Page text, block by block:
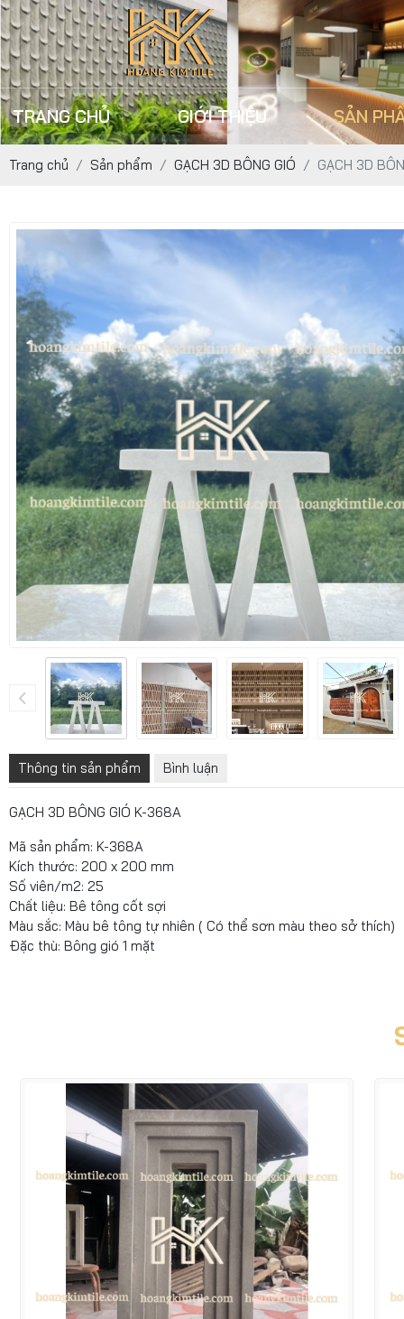
TRANG CHỦ GIỚI THIỆU SẢN
Trang chủ Sản phẩm GẠCH 3D BÔNG GIÓ GẠCH 3D
Thông tin sản phẩm Bình luận
GẠCH 3D BÔNG GIÓ K-368A
Mã sản phẩm: K-368A
Kích thước: 200 x 200 mm
Số viên/m2: 25
Chất liệu: Bê tông cốt sợi
Màu sắc: Màu bê tông tự nhiên ( Có thể sơn màu theo sở thích)
Đặc thù: Bông gió 1 mặt